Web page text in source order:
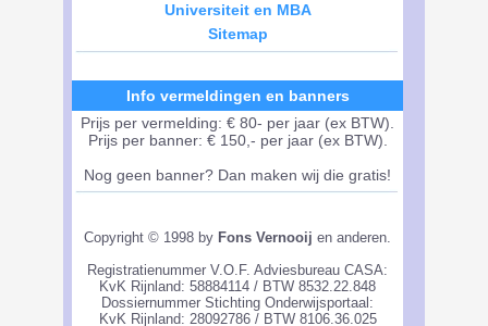
Universiteit en MBA
Sitemap
Info vermeldingen en banners
Prijs per vermelding: € 80- per jaar (ex BTW).
Prijs per banner: € 150,- per jaar (ex BTW).
Nog geen banner? Dan maken wij die gratis!
Copyright © 1998 by Fons Vernooij en anderen.
Registratienummer V.O.F. Adviesbureau CASA:
KvK Rijnland: 58884114 / BTW 8532.22.848
Dossiernummer Stichting Onderwijsportaal:
KvK Rijnland: 28092786 / BTW 8106.36.025